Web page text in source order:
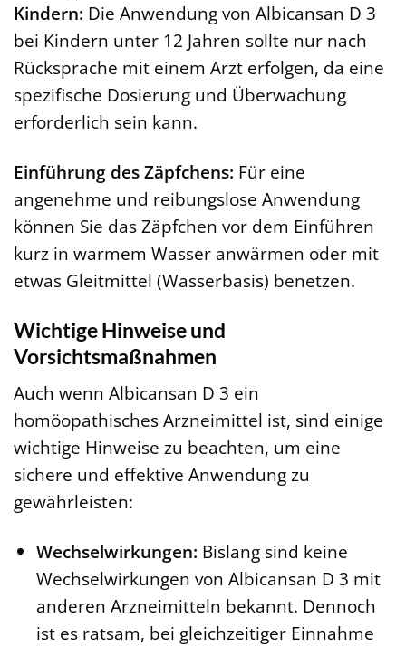
Kindern: Die Anwendung von Albicansan D 3
bei Kindern unter 12 Jahren sollte nur nach
Rücksprache mit einem Arzt erfolgen, da eine
spezifische Dosierung und Überwachung
erforderlich sein kann.
Einführung des Zäpfchens: Für eine
angenehme und reibungslose Anwendung
können Sie das Zäpfchen vor dem Einführen
kurz in warmem Wasser anwärmen oder mit
etwas Gleitmittel (Wasserbasis) benetzen.
Wichtige Hinweise und
Vorsichtsmaßnahmen
Auch wenn Albicansan D 3 ein
homöopathisches Arzneimittel ist, sind einige
wichtige Hinweise zu beachten, um eine
sichere und effektive Anwendung zu
gewährleisten:
Wechselwirkungen: Bislang sind keine
Wechselwirkungen von Albicansan D 3 mit
anderen Arzneimitteln bekannt. Dennoch
ist es ratsam, bei gleichzeitiger Einnahme